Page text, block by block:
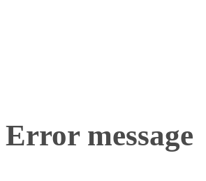
Error message